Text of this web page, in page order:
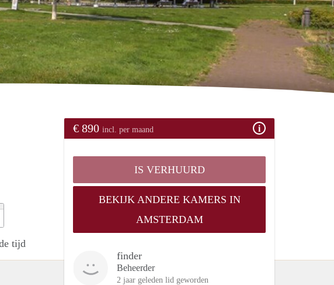
tijd
€ 890 incl. per maand
IS VERHUURD
BEKIJK ANDERE KAMERS IN
AMSTERDAM
finder
Beheerder
2 jaar geleden lid geworden